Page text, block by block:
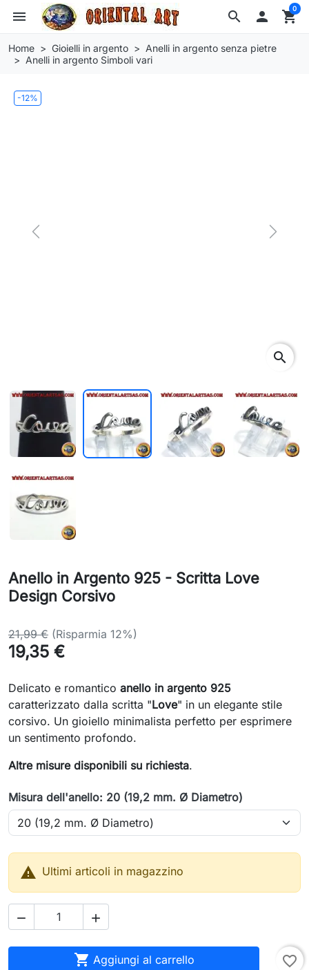
search
menu  shopping_cart
0
Home Gioielli in argento
Anelli in argento senza pietre
Anelli in argento Simboli vari
-12%
Previous Next
search
Anello in Argento 925 - Scritta Love
Design Corsivo
21,99 € (Risparmia 12%)
19,35 €
Delicato e romantico anello in argento 925
caratterizzato dalla scritta "Love" in un elegante stile
corsivo. Un gioiello minimalista perfetto per esprimere
un sentimento profondo.
Altre misure disponibili su richiesta.
Misura dell'anello: 20 (19,2 mm. Ø Diametro)
 Ultimi articoli in magazzino
 
 Aggiungi al carrello favorite_border